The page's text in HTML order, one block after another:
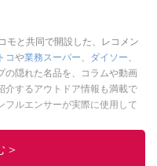
モと共同で開設した、レコメン
コや業務スーパー、 ダイソー、
の隠れた名品を、コラムや動画
介するアウトドア情報も満載で
フルエンサーが実際に使用して
＞